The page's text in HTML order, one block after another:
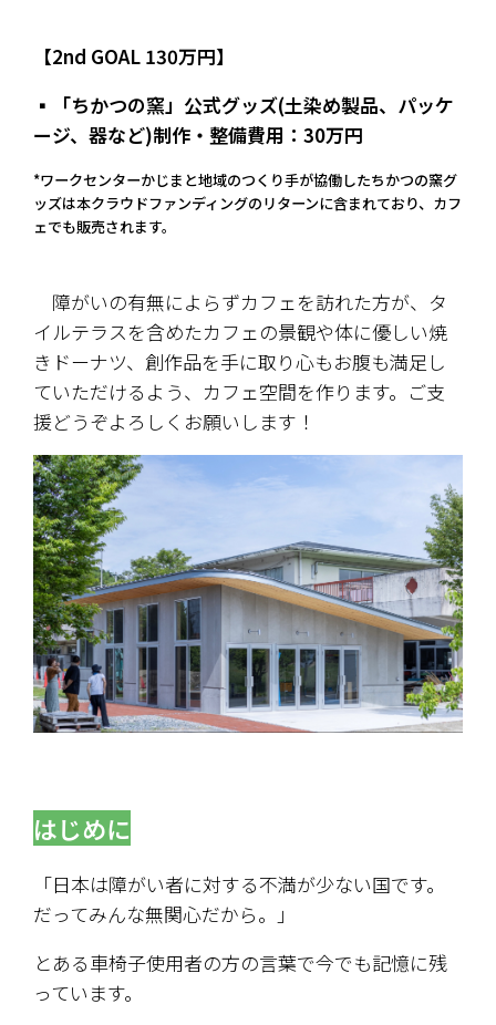
【2nd GOAL 130万円】
▪️「ちかつの窯」公式グッズ(土染め製品、パッケ
ージ、器など)制作・整備費用：30万円
*ワークセンターかじまと地域のつくり手が協働したちかつの窯グ
ッズは本クラウドファンディングのリターンに含まれており、カフ
ェでも販売されます。
障がいの有無によらずカフェを訪れた方が、タ
イルテラスを含めたカフェの景観や体に優しい焼
きドーナツ、創作品を手に取り心もお腹も満足し
ていただけるよう、カフェ空間を作ります。ご支
援どうぞよろしくお願いします！
はじめに
「日本は障がい者に対する不満が少ない国です。
だってみんな無関心だから。」
とある車椅子使用者の方の言葉で今でも記憶に残
っています。